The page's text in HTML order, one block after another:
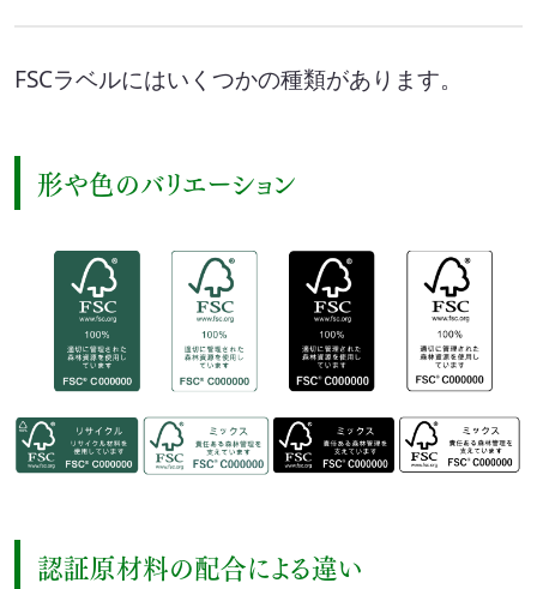
FSCラベルにはいくつかの種類があります。
形や色のバリエーション
認証原材料の配合による違い